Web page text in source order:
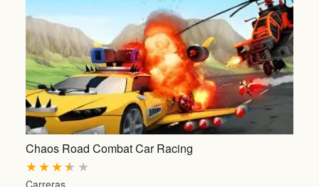
Chaos Road Combat Car Racing
★
★
★
★
★